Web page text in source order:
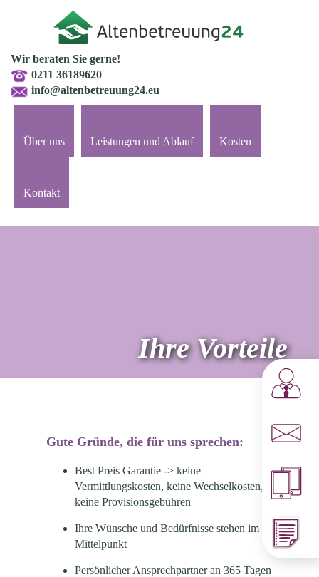
Wir beraten Sie gerne!
0211 36189620
info@altenbetreuung24.eu
Über uns Leistungen und Ablauf Kosten
Kontakt
Ihre Vorteile
Gute Gründe, die für uns sprechen:
Best Preis Garantie -> keine
Vermittlungskosten, keine Wechselkosten,
keine Provisionsgebühren
Ihre Wünsche und Bedürfnisse stehen im
Mittelpunkt
Persönlicher Ansprechpartner an 365 Tagen